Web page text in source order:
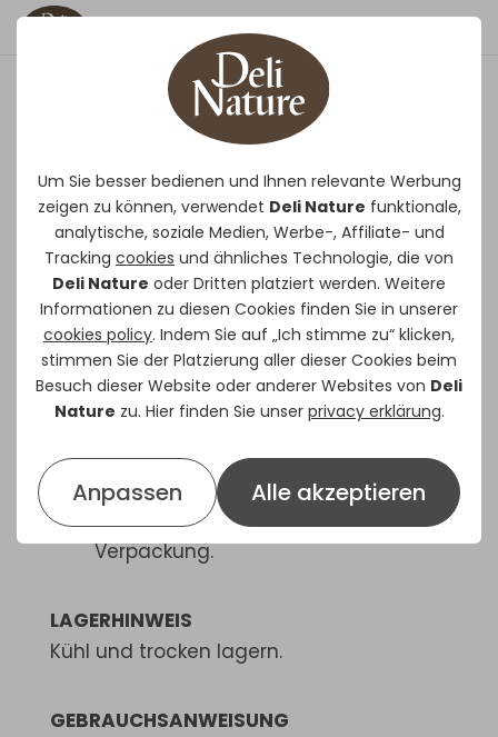
Um Sie besser bedienen und Ihnen relevante Werbung
zeigen zu können, verwendet Deli Nature funktionale,
analytische, soziale Medien, Werbe-, Affiliate- und
Tracking cookies und ähnliches Technologie, die von
Deli Nature oder Dritten platziert werden. Weitere
Informationen zu diesen Cookies finden Sie in unserer
cookies policy. Indem Sie auf „Ich stimme zu“ klicken,
stimmen Sie der Platzierung aller dieser Cookies beim
Besuch dieser Website oder anderer Websites von Deli
Nature zu. Hier finden Sie unser privacy erklärung.
Anpassen Alle akzeptieren
Ergänzungsfutter für Gartenvögel
und Gartentiere.
Eine abwechslungsreiche Mischung
aus verschiedenen Fruchtsorten wie
Papaya, Ananas, Apfel und Rosinen.
Dieser Snack ist ein ideales
Ganzjahresfutter und eignet sich
insbesondere für die Fütterung in
den Herbst- und Wintermonaten.
Geeignet für kleine und große
Gartenvögel.
Mindestens haltbar bis/Los: siehe
Verpackung.
LAGERHINWEIS
Kühl und trocken lagern.
GEBRAUCHSANWEISUNG